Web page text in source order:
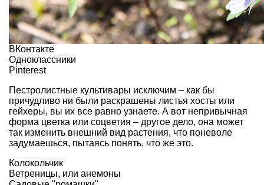
ВКонтакте
Одноклассники
Pinterest
Пестролистные культивары исключим – как бы
причудливо ни были раскрашены листья хосты или
гейхеры, вы их все равно узнаете. А вот непривычная
форма цветка или соцветия – другое дело, она может
так изменить внешний вид растения, что поневоле
задумаешься, пытаясь понять, что же это.
Колокольчик
Ветреницы, или анемоны